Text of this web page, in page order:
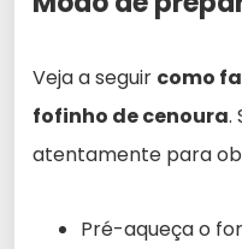
Veja a seguir como
fofinho de cenoura.
atentamente para
Pré-aqueça o